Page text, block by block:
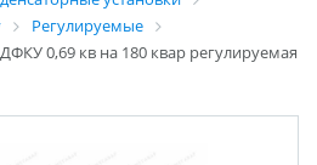
Регулируемые
0,69 кв на 180 квар регулируемая